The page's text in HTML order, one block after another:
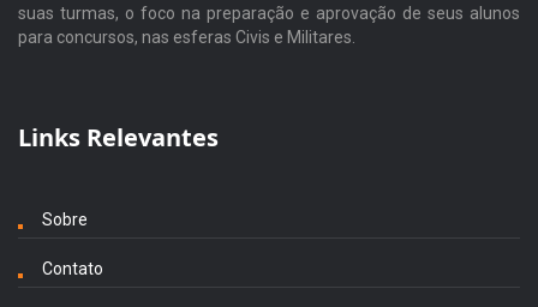
suas turmas, o foco na preparação e aprovação de seus alunos
para concursos, nas esferas Civis e Militares.
Links Relevantes
Sobre
Contato